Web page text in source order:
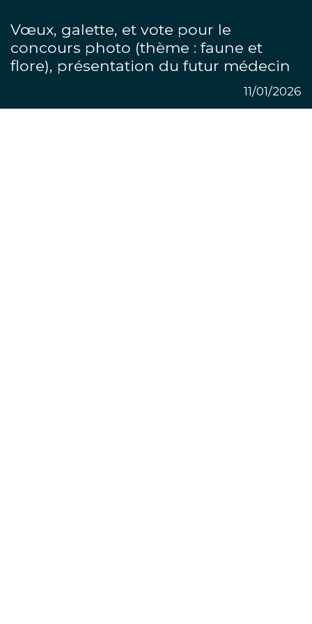
Vœux, galette, et vote pour le
concours photo (thème : faune et
flore), présentation du futur médecin
11/01/2026